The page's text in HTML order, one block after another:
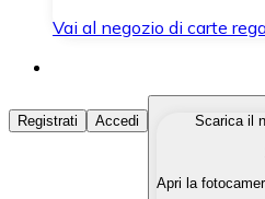
Vai al negozio di carte
Acquista Criptovalute
Acquista le criptovalute
Registrati Accedi
Scarica il
Apri la